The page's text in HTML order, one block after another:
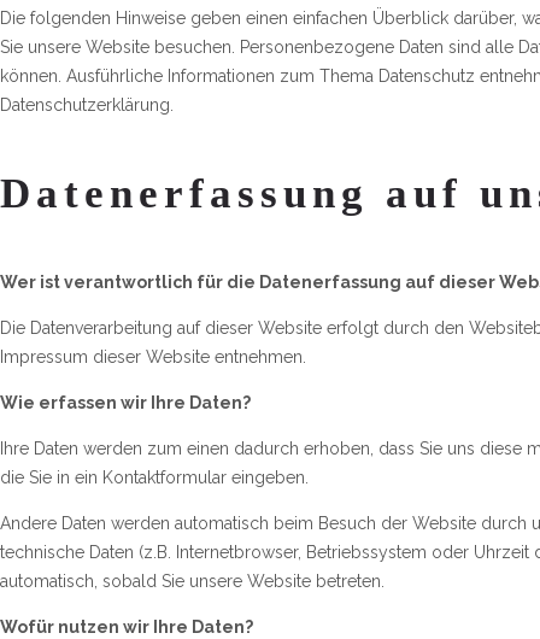
Die folgenden Hinweise geben einen einfachen Überblick darüber,
Sie unsere Website besuchen. Personenbezogene Daten sind alle
können. Ausführliche Informationen zum Thema Datenschutz
Datenschutzerklärung.
Datenerfassung auf
Wer ist verantwortlich für die Datenerfassung auf dieser
Die Datenverarbeitung auf dieser Website erfolgt durch den
Impressum dieser Website entnehmen.
Wie erfassen wir Ihre Daten?
Ihre Daten werden zum einen dadurch erhoben, dass Sie uns diese
die Sie in ein Kontaktformular eingeben.
Andere Daten werden automatisch beim Besuch der Website durch
technische Daten (z.B. Internetbrowser, Betriebssystem oder Uhrzeit
automatisch, sobald Sie unsere Website betreten.
Wofür nutzen wir Ihre Daten?